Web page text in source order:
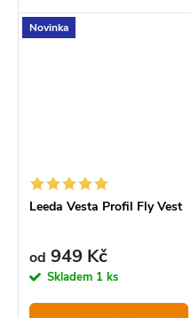
Novinka
Leeda Vesta Profil Fly Vest
od 949 Kč
Skladem 1 ks